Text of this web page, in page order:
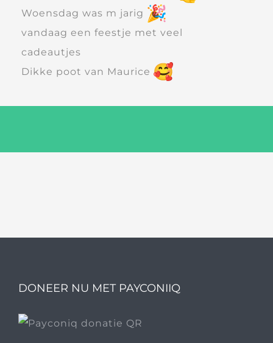
Woensdag was m jarig
vandaag een feestje met veel
cadeautjes
Dikke poot van Maurice
DONEER NU MET PAYCONIIQ